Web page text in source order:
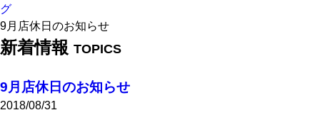
グ
9月店休日のお知らせ
新着情報 TOPICS
9月店休日のお知らせ
2018/08/31